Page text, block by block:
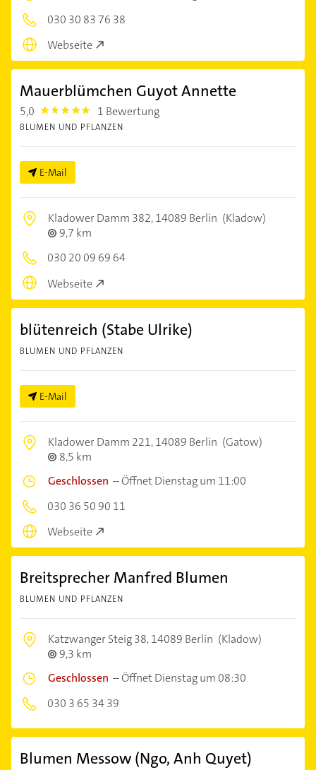
030 30 83 76 38
Webseite
Mauerblümchen Guyot Annette
5,0 5.0 1 Bewertung
BLUMEN UND PFLANZEN
E-Mail
Kladower Damm 382,14089 Berlin (Kladow)
9,7 km
030 20 09 69 64
Webseite
blütenreich (Stabe Ulrike)
BLUMEN UND PFLANZEN
E-Mail
Kladower Damm 221,14089 Berlin (Gatow)
8,5 km
Geschlossen –Öffnet Dienstag um 11:00
030 36 50 90 11
Webseite
Breitsprecher Manfred Blumen
BLUMEN UND PFLANZEN
Katzwanger Steig 38,14089 Berlin (Kladow)
9,3 km
Geschlossen –Öffnet Dienstag um 08:30
030 3 65 34 39
Blumen Messow (Ngo, Anh Quyet)